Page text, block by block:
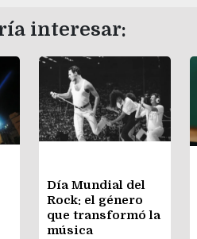
interesar:
Día Mundial del
Rock: el género
que transformó la
música